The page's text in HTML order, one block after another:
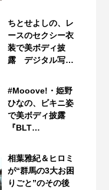
ちとせよしの、レ
ースのセクシー衣
装で美ボディ披
露 デジタル写…
#Mooove!・姫野
ひなの、ビキニ姿
で美ボディ披露
『BLT…
相葉雅紀＆ヒロミ
が“群馬の3大お困
りごと”のその後